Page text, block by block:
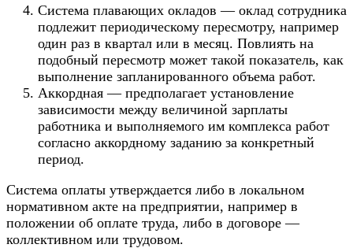
Система плавающих окладов — оклад сотрудника
подлежит периодическому пересмотру, например
один раз в квартал или в месяц. Повлиять на
подобный пересмотр может такой показатель, как
выполнение запланированного объема работ.
Аккордная — предполагает установление
зависимости между величиной зарплаты
работника и выполняемого им комплекса работ
согласно аккордному заданию за конкретный
период.
Система оплаты утверждается либо в локальном
нормативном акте на предприятии, например в
положении об оплате труда, либо в договоре —
коллективном или трудовом.